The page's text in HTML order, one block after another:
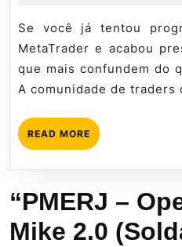
2026
Se você já tentou programar um indicador no
MetaTrader e acabou
que mais confundem do
A comunidade de traders
READ MORE READ
MORE
“PMERJ –
Mike 2.0